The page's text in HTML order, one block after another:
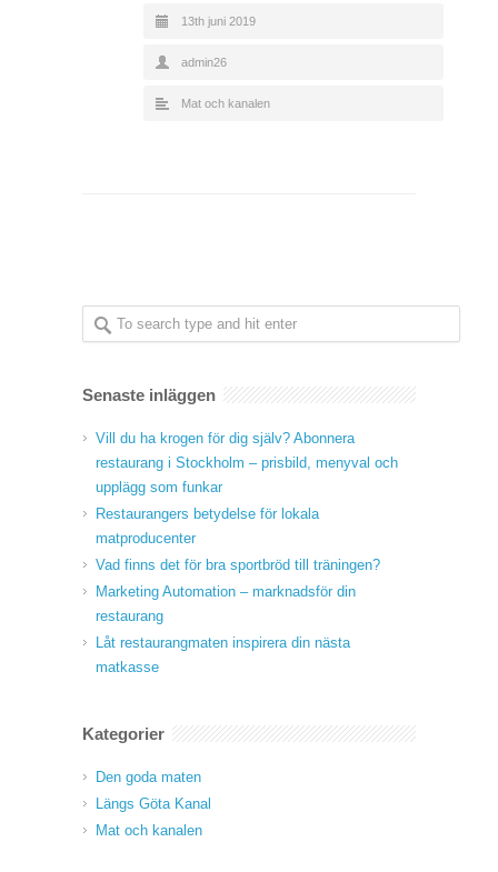
13th juni 2019
admin26
Mat och kanalen
Senaste inläggen
Vill du ha krogen för dig själv? Abonnera
restaurang i Stockholm – prisbild, menyval och
upplägg som funkar
Restaurangers betydelse för lokala
matproducenter
Vad finns det för bra sportbröd till träningen?
Marketing Automation – marknadsför din
restaurang
Låt restaurangmaten inspirera din nästa
matkasse
Kategorier
Den goda maten
Längs Göta Kanal
Mat och kanalen